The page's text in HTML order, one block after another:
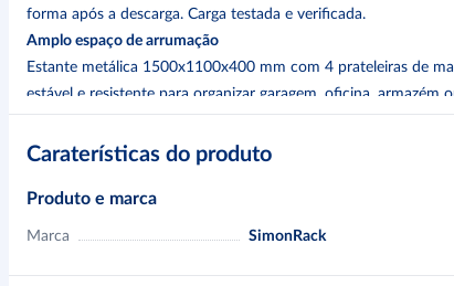
forma após a descarga. Carga testada e verificada.
Amplo espaço de arrumação
Estante metálica 1500x1100x400 mm com 4 prateleiras de
estável e resistente para organizar garagem, oficina, armazém
Sistema que permite montar cada prateleira à altura
Acabamento técnico e união sólida
Revestimento epóxi-poliéster resistente a impactos e
Fabrico espanhol certificado
Caraterísticas do produto
Produto e marca
Marca SimonRack